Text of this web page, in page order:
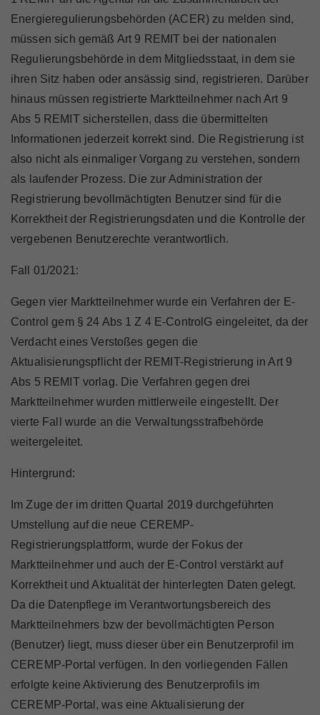
Marktteilnehmer
Über Uns
Energieregulierungsbehörden (ACER) zu melden sind,
müssen sich gemäß Art 9 REMIT bei der nationalen
Regulierungsbehörde in dem Mitgliedsstaat, in dem sie
ihren Sitz haben oder ansässig sind, registrieren. Darüber
hinaus müssen registrierte Marktteilnehmer nach Art 9
Abs 5 REMIT sicherstellen, dass die übermittelten
Informationen jederzeit korrekt sind. Die Registrierung ist
also nicht als einmaliger Vorgang zu verstehen, sondern
als laufender Prozess. Die zur Administration der
Registrierung bevollmächtigten Benutzer sind für die
Korrektheit der Registrierungsdaten und die Kontrolle der
vergebenen Benutzerechte verantwortlich.
Fall 01/2021:
Gegen vier Marktteilnehmer wurde ein Verfahren der E-
Control gem § 24 Abs 1 Z 4 E-ControlG eingeleitet, da der
Verdacht eines Verstoßes gegen die
Aktualisierungspflicht der REMIT-Registrierung in Art 9
Abs 5 REMIT vorlag. Die Verfahren gegen drei
Marktteilnehmer wurden mittlerweile eingestellt. Der
vierte Fall wurde an die Verwaltungsstrafbehörde
weitergeleitet.
Hintergrund:
Im Zuge der im dritten Quartal 2019 durchgeführten
Umstellung auf die neue CEREMP-
Registrierungsplattform, wurde der Fokus der
Marktteilnehmer und auch der E-Control verstärkt auf
Korrektheit und Aktualität der hinterlegten Daten gelegt.
Da die Datenpflege im Verantwortungsbereich des
Marktteilnehmers bzw der bevollmächtigten Person
(Benutzer) liegt, muss dieser über ein Benutzerprofil im
CEREMP-Portal verfügen. In den vorliegenden Fällen
erfolgte keine Aktivierung des Benutzerprofils im
CEREMP-Portal, was eine Aktualisierung der